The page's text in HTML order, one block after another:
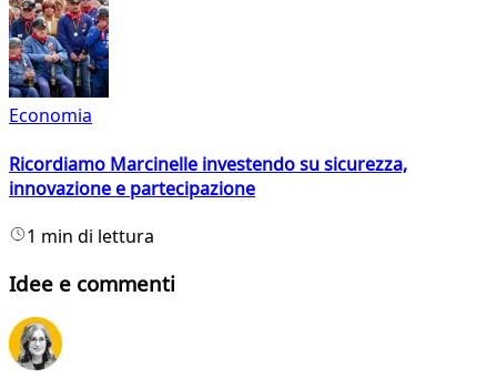
Economia
Ricordiamo Marcinelle investendo su sicurezza,
innovazione e partecipazione
1 min di lettura
Idee e commenti